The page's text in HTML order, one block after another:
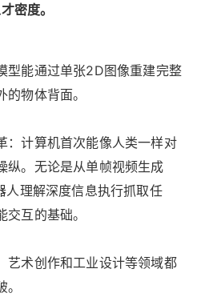
密度。
型能通过单张2D图像重建完整
物体背面。
：计算机首次能像人类一样对
纵。无论是从单帧视频生成
理解深度信息执行抓取任
互的基础。
艺术创作和工业设计等领域都